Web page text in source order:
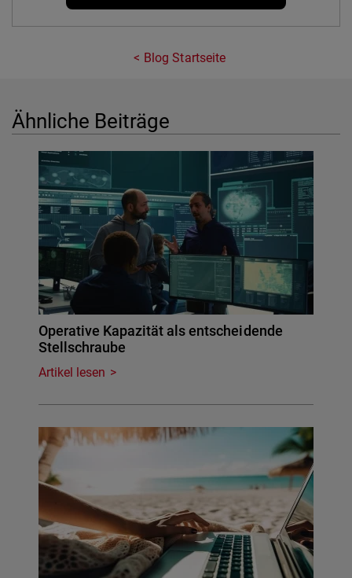
Blog Startseite
Ähnliche Beiträge
Operative Kapazität als entscheidende
Stellschraube
Artikel lesen